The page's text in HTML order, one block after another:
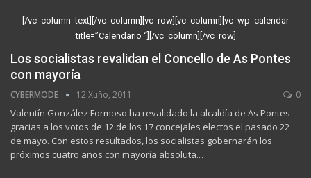
[/vc_column_text][/vc_column][vc_row][vc_column][vc_wp_calendar
title=”Calendario “][/vc_column][/vc_row]
Los socialistas revalidan el Concello de As Pontes
con mayoría
CYBERMODE 12 Xuño, 2011 0
Valentín González Formoso ha revalidado la alcaldía de As Pontes
gracias a los votos de 12 de los 17 concejales electos el pasado 22
de mayo. Con estos resultados, los socialistas gobernarán los
próximos cuatro años con mayoría absoluta.…